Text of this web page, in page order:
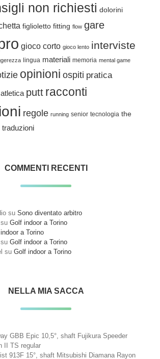
non richiesti dolorini
figlioletto fitting flow gare
gioco corto gioco lento interviste
lingua materiali memoria mental game
opinioni ospiti pratica
putt racconti
regole running senior tecnologia the
traduzioni
COMMENTI RECENTI
suSono diventato arbitro
suGolf indoor a Torino
a Torino
suGolf indoor a Torino
suGolf indoor a Torino
NELLA MIA SACCA
GBB Epic 10,5°, shaft Fujikura Speeder
II TS regular
913F 15°, shaft Mitsubishi Diamana Rayon